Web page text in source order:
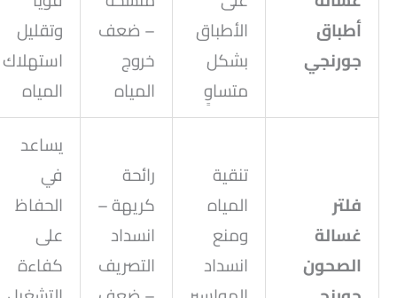
أطباق
جورنجي
الأطباق
بشكل
متساوٍ
– ضعف
خروج
المياه
وتقليل
استهلاك
المياه
فلتر
غسالة
الصحون
تنقية
المياه
ومنع
انسداد
رائحة
كريهة –
انسداد
التصريف
يساعد
في
الحفاظ
على
كفاءة